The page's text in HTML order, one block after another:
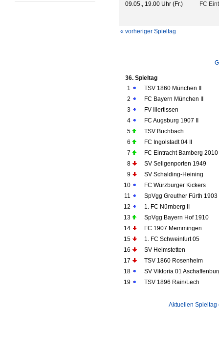
09.05., 19.00 Uhr (Fr.)
FC
« vorheriger Spieltag
36. Spieltag
1
TSV 1860 München II
2
FC Bayern München II
3
FV Illertissen
4
FC Augsburg 1907 II
5
TSV Buchbach
6
FC Ingolstadt 04 II
7
FC Eintracht Bamberg 2010
8
SV Seligenporten 1949
9
SV Schalding-Heining
10
FC Würzburger Kickers
11
SpVgg Greuther Fürth 1903
12
1. FC Nürnberg II
13
SpVgg Bayern Hof 1910
14
FC 1907 Memmingen
15
1. FC Schweinfurt 05
16
SV Heimstetten
17
TSV 1860 Rosenheim
18
SV Viktoria 01
19
TSV 1896 Rain/Lech
Aktuellen Spieltag